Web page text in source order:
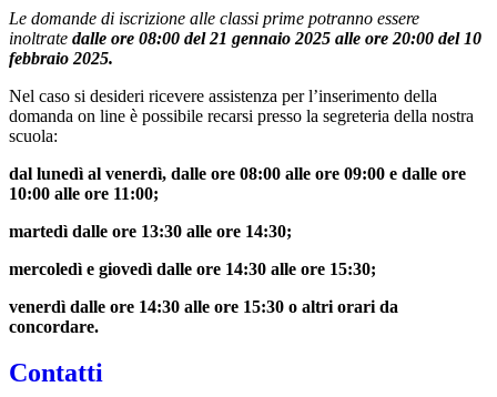
Le domande di iscrizione alle classi prime potranno essere
inoltrate dalle ore 08:00 del 21 gennaio 2025 alle ore 20:00 del 10
febbraio 2025.
Nel caso si desideri ricevere assistenza per l’inserimento della
domanda on line è possibile recarsi presso la segreteria della nostra
scuola:
dal lunedì al venerdì, dalle ore 08:00 alle ore 09:00 e dalle ore
10:00 alle ore 11:00;
martedì dalle ore 13:30 alle ore 14:30;
mercoledì e giovedì dalle ore 14:30 alle ore 15:30;
venerdì dalle ore 14:30 alle ore 15:30 o altri orari da
concordare.
Contatti